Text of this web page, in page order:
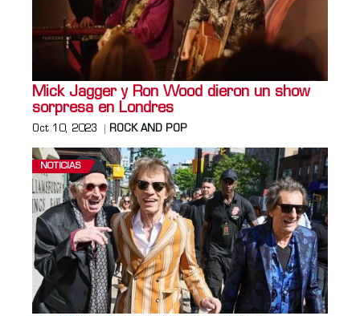
Mick Jagger y Ron Wood dieron un show
sorpresa en Londres
Oct 10, 2023 ROCK AND POP
NOTICIAS